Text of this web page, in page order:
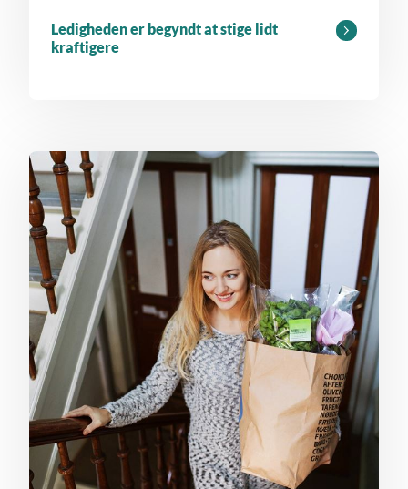
Ledigheden er begyndt at stige lidt
kraftigere